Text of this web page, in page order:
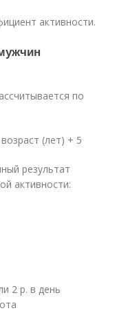
активности.
по
(лет) + 5
результат
активности:
2 р. в день